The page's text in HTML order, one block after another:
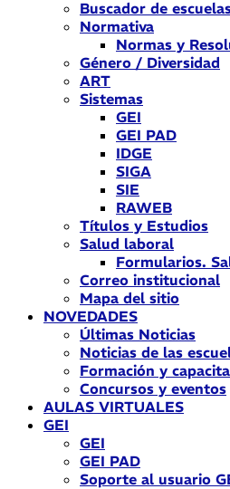
Buscador de
Normativa
Normas y
Género / Diversidad
ART
Sistemas
GEI
GEI PAD
IDGE
SIGA
SIE
RAWEB
Títulos y Estudios
Salud laboral
Formularios.
Correo institucional
Mapa del sitio
NOVEDADES
Últimas Noticias
Noticias de las
Formación y
Concursos y eventos
AULAS VIRTUALES
GEI
GEI
GEI PAD
Soporte al usuario